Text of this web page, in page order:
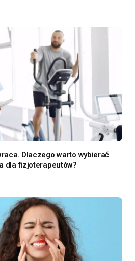
Dlaczego warto wybierać
dla fizjoterapeutów?